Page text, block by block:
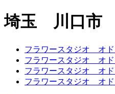
埼玉 川口市
フラワースタジオ オ
フラワースタジオ オド
フラワースタジオ オド
フラワースタジオ オド